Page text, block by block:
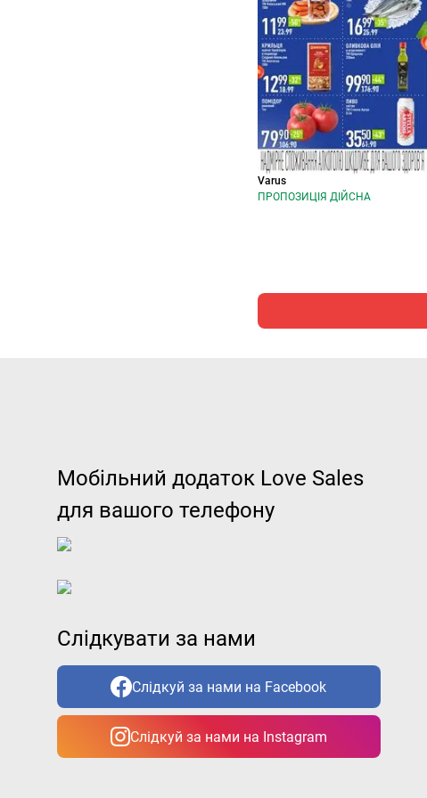
Varus
ПРОПОЗИЦІЯ ДІЙСНА
Мобільний додаток Love Sales
для вашого телефону
Слідкувати за нами
Слідкуй за нами на Facebook
Слідкуй за нами на Instagram